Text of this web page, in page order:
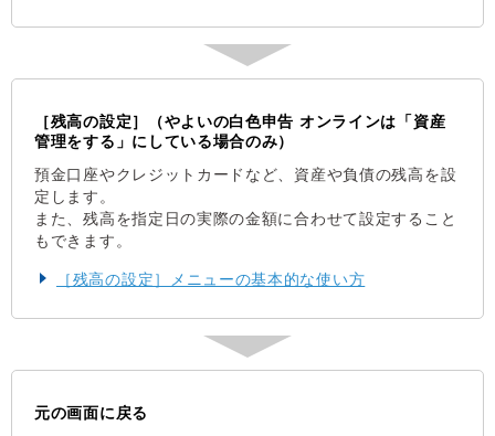
［残高の設定］（やよいの白色申告 オンラインは「資産
管理をする」にしている場合のみ）
預金口座やクレジットカードなど、資産や負債の残高を設
定します。
また、残高を指定日の実際の金額に合わせて設定すること
もできます。
［残高の設定］メニューの基本的な使い方
元の画面に戻る